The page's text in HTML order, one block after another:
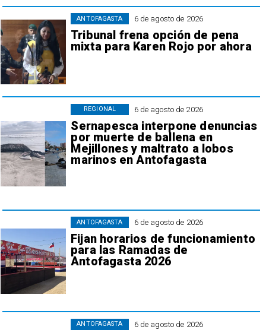
6 de agosto de 2026
Tribunal frena opción de pena
mixta para Karen Rojo por ahora
ANTOFAGASTA
6 de agosto de 2026
Sernapesca interpone denuncias
por muerte de ballena en
Mejillones y maltrato a lobos
marinos en Antofagasta
REGIONAL
6 de agosto de 2026
Fijan horarios de funcionamiento
para las Ramadas de
Antofagasta 2026
ANTOFAGASTA
6 de agosto de 2026
ANTOFAGASTA